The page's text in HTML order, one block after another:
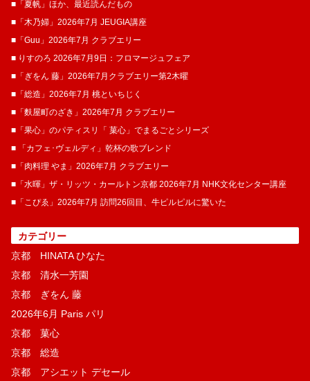
■「夏帆」ほか、最近読んだもの
■「木乃婦」2026年7月 JEUGIA講座
■「Guu」2026年7月 クラブエリー
■ りすのろ 2026年7月9日：フロマージュフェア
■「ぎをん 藤」2026年7月クラブエリー第2木曜
■「総造」2026年7月 桃といちじく
■「麩屋町のざき」2026年7月 クラブエリー
■「果心」のパティスリ「 菓​心」でまるごとシリーズ
■ 「カフェ･ヴェルディ」乾杯の歌ブレンド
■「肉料理 やま」2026年7月 クラブエリー
■「水暉」ザ・リッツ・カールトン京都 2026年7月 NHK文化センター講座
■「こぴゑ」2026年7月 訪問26回目、牛ピルピルに驚いた
カテゴリー
京都 HINATA ひなた
京都 清水一芳園
京都 ぎをん 藤
2026年6月 Paris パリ
京都 菓​心
京都 総造
京都 アシエット デセール